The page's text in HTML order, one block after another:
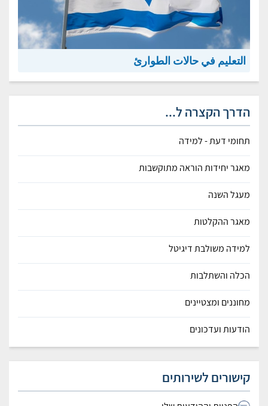
التعليم في حالات الطوارئ
הדרך הקצרה ל...
תחומי דעת - למידה
מאגר יחידות הוראה מתוקשבות
מעגל השנה
מאגר ההקלטות
למידה משולבת דיגיטל
הכלה והשתלבות
מחוננים ומצטיינים
הודעות ועדכונים
קישורים לשירותים